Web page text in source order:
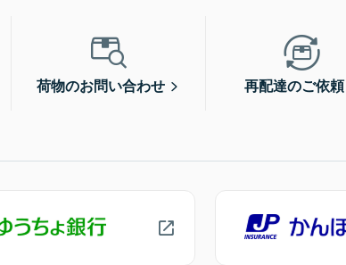
荷物のお問い合わせ 再配達のご依頼